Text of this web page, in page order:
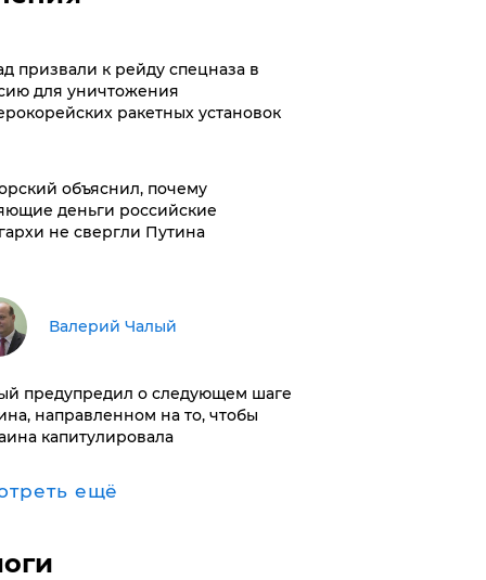
призвали к рейду спецназа в
для уничтожения
ракетных установок
объяснил, почему
деньги российские
не свергли Путина
Валерий Чалый
предупредил о следующем шаге
направленном на то, чтобы
капитулировала
ещё